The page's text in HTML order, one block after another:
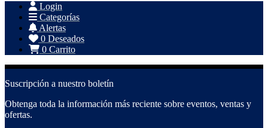
Login
Categorías
Alertas
0 Deseados
0 Carrito
Suscripción a nuestro boletín
Obtenga toda la información más reciente sobre eventos, ventas y
ofertas.